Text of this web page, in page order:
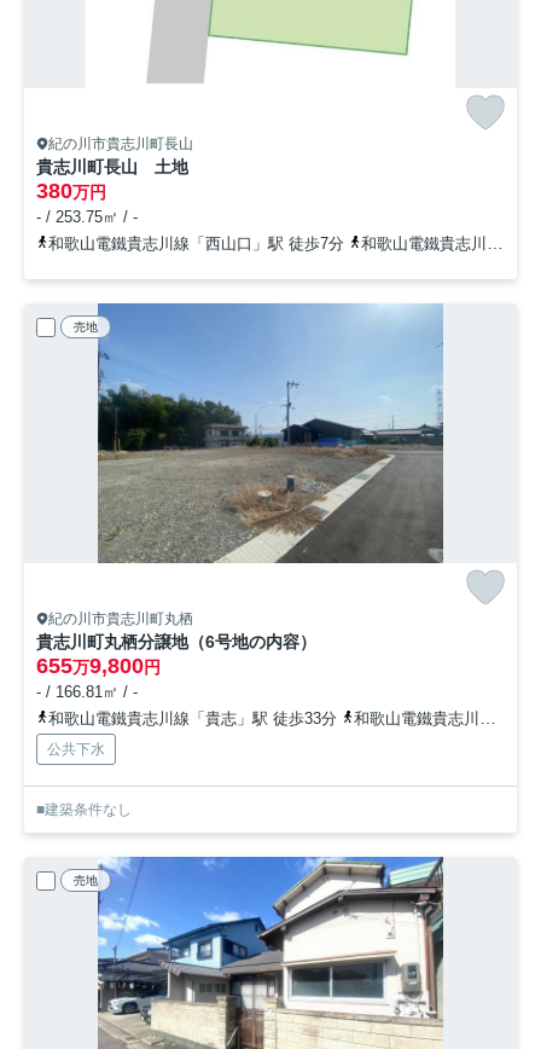
紀の川市貴志川町長山
貴志川町長山 土地
380万円
- / 253.75㎡ / -
和歌山電鐵貴志川線「西山口」駅 徒歩7分
和歌山電鐵貴志川線「大池遊園」駅 徒歩11分
売地
紀の川市貴志川町丸栖
貴志川町丸栖分譲地（6号地の内容）
655万9,800円
- / 166.81㎡ / -
和歌山電鐵貴志川線「貴志」駅 徒歩33分
和歌山電鐵貴志川線「甘露寺前」駅 徒歩39分
公共下水
■建築条件なし
売地